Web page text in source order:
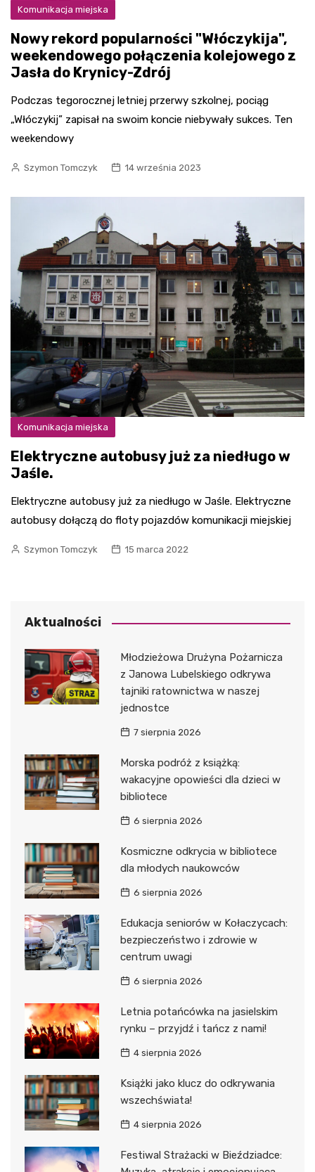
Komunikacja miejska
Nowy rekord popularności "Włóczykija",
weekendowego połączenia kolejowego z
Jasła do Krynicy-Zdrój
Podczas tegorocznej letniej przerwy szkolnej, pociąg
„Włóczykij” zapisał na swoim koncie niebywały sukces. Ten
weekendowy
Szymon Tomczyk 14 września 2023
Komunikacja miejska
Elektryczne autobusy już za niedługo w
Jaśle.
Elektryczne autobusy już za niedługo w Jaśle. Elektryczne
autobusy dołączą do floty pojazdów komunikacji miejskiej
Szymon Tomczyk 15 marca 2022
Aktualności
Młodzieżowa Drużyna Pożarnicza
z Janowa Lubelskiego odkrywa
tajniki ratownictwa w naszej
jednostce
7 sierpnia 2026
Morska podróż z książką:
wakacyjne opowieści dla dzieci w
bibliotece
6 sierpnia 2026
Kosmiczne odkrycia w bibliotece
dla młodych naukowców
6 sierpnia 2026
Edukacja seniorów w Kołaczycach:
bezpieczeństwo i zdrowie w
centrum uwagi
6 sierpnia 2026
Letnia potańcówka na jasielskim
rynku – przyjdź i tańcz z nami!
4 sierpnia 2026
Książki jako klucz do odkrywania
wszechświata!
4 sierpnia 2026
Festiwal Strażacki w Bieździadce: